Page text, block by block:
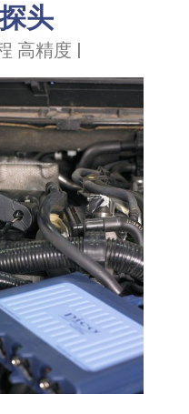
头
高精度 |